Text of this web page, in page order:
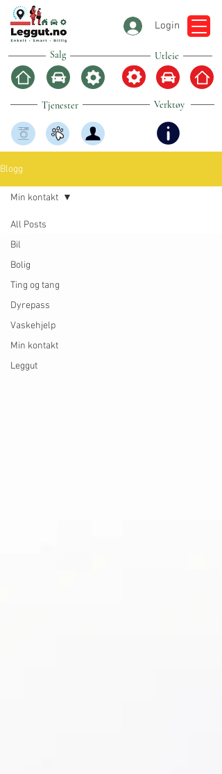
Salg Utleie
Tjenester Verktøy
Login
Blogg
All Posts
Bil
Bolig
Ting og tang
Dyrepass
Vaskehjelp
Min kontakt
Leggut
Min kontakt